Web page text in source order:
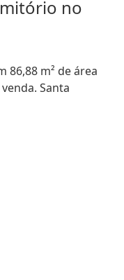
no
m² de área
Santa